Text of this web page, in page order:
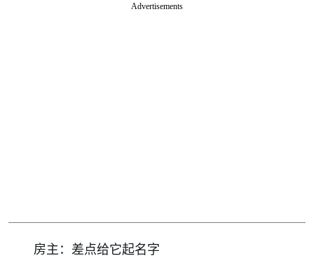
Advertisements
房主：差点给它起名字